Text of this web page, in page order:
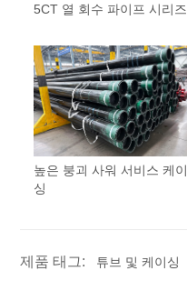
5CT 열 회수 파이프 시리즈
높은 붕괴 사워 서비스 케이
싱
제품 태그: 튜브 및 케이싱